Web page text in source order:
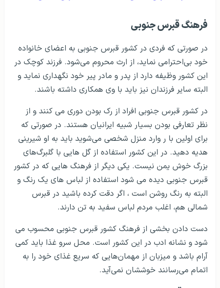
فرهنگ قبرس جنوبی
در صورتی که فردی در کشور قبرس جنوبی به اعضای خانواده
خود بی‌احترامی نماید، از ارث محروم می‌شود. فرزند کوچک در
این کشور وظیفه دارد از پدر و مادر پیر خود نگهداری نماید و
البته سایر فرزندان نیز باید با وی همکاری داشته باشند.
در کشور قبرس جنوبی افراد از رک بودن دوری می کنند و از
نظر تعارفی بودن بسیار شبیه ایرانیان هستند. در صورتی که
برای اولین با ر وارد منزل شخصی می‌شوید باید به او شیرینی
هدیه دهید. در این کشور استفاده از گل هایی با گلبرگ‌های
بزرگ خوش یمن نیست. یکی دیگر از فرهنگ هایی که در کشور
قبرس جنوبی دیده می شود استفاده از لباس های یک رنگ و
البته به رنگ روشن است ، اگر دقت کرده باشید در قبرس
شمالی هم، اغلب مردم لباس سفید به تن دارند.
دست دادن بخشی از فرهنگ کشور قبرس جنوبی محسوب می
شود و نشانه ادب در این کشور است. محل سرو غذا باید کمی
آرام باشد و میزبان از مهمان‌هایی که سریع غذای خود را به
اتمام می‌رسانند خوششان نمی‌آید.